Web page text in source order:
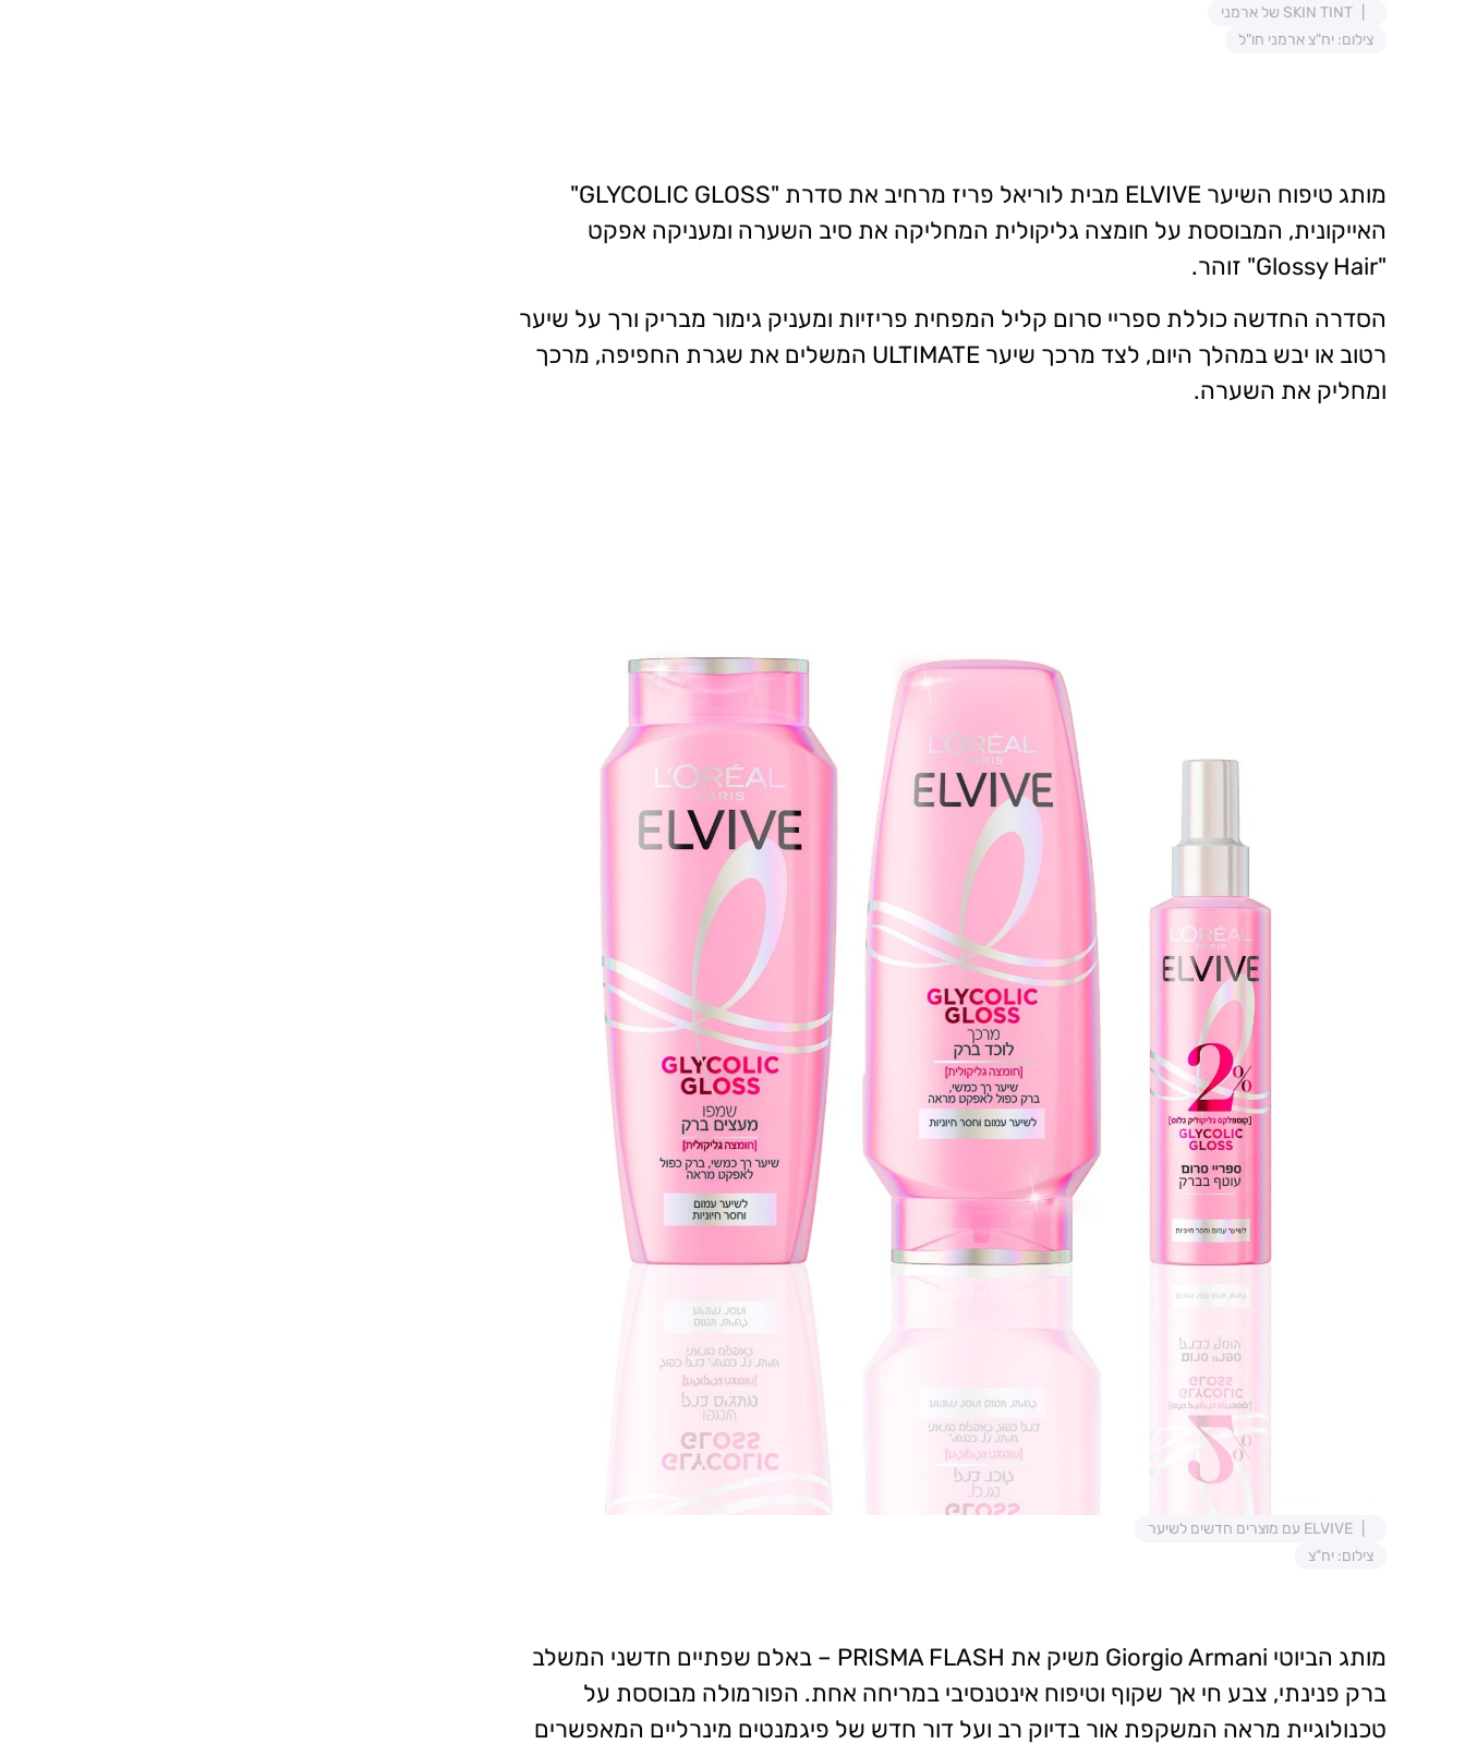
SKIN TINT של ארמני
צילום: יח"צ ארמני חו"ל
מותג טיפוח השיער ELVIVE מבית לוריאל פריז מרחיב את סדרת " GLYCOLIC GLOSS
"
האייקונית, המבוססת על חומצה גליקולית המחליקה את סיב השערה ומעניקה אפקט
"Glossy Hair" זוהר.
הסדרה החדשה כוללת ספריי סרום קליל המפחית פריזיות ומעניק גימור מבריק ורך על שיער
רטוב או יבש במהלך היום, לצד מרכך שיער ULTIMATE המשלים את שגרת החפיפה, מרכך
ומחליק את השערה.
ELVIVE עם מוצרים חדשים לשיער
צילום: יח"צ
מותג הביוטי Giorgio Armani משיק את PRISMA FLASH – באלם שפתיים חדשני המשלב
ברק פנינתי, צבע חי אך שקוף וטיפוח אינטנסיבי במריחה אחת. הפורמולה מבוססת על
טכנולוגיית מראה המשקפת אור בדיוק רב ועל דור חדש של פיגמנטים מינרליים המאפשרים